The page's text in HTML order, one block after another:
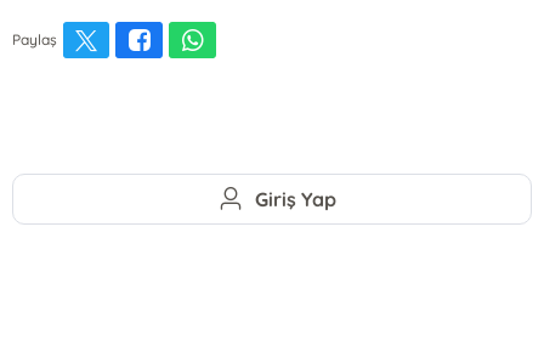
Paylaş
Giriş Yap